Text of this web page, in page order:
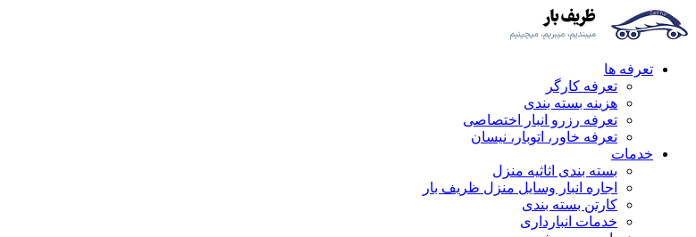
تعرفه ها
تعرفه کارگر
هزینه بسته بندی
تعرفه رزرو انبار اختصاصی
تعرفه خاور، اتوبار، نیسان
خدمات
بسته بندی اثاثیه منزل
اجاره انبار وسایل منزل ظریف بار
کارتن بسته بندی
خدمات انبارداری